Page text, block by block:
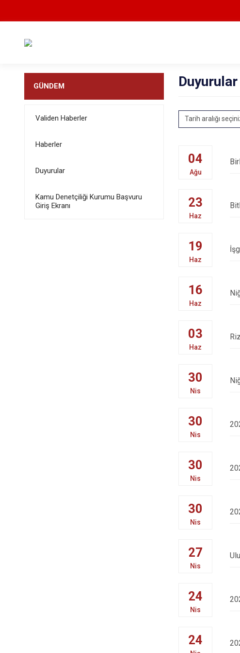
GÜNDEM
Validen Haberler
Haberler
Duyurular
Kamu Denetçiliği Kurumu Başvuru
Giriş Ekranı
Duyurular
Tarih aralığı
04
Ağu
23
Haz
19
Haz
16
Haz
03
Haz
30
Nis
30
Nis
30
Nis
30
Nis
27
Nis
24
Nis
24